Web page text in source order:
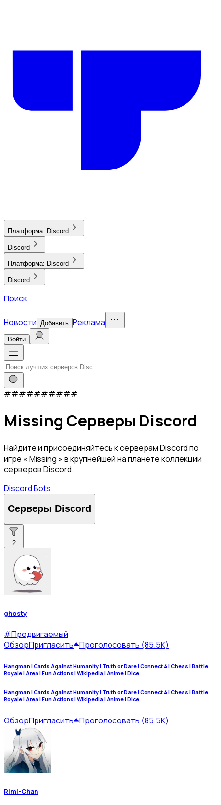
Платформа: Discord
Discord
Платформа: Discord
Discord
Поиск
Новости Добавить Реклама
Войти
##########
Missing Серверы Discord
Найдите и присоединяйтесь к серверам Discord по
игре « Missing » в крупнейшей на планете коллекции
серверов Discord.
Discord Bots
Серверы Discord
2
ghosty
#Продвигаемый
ОбзорПригласить Проголосовать (85.5K)
Hangman | Cards Against Humanity | Truth or Dare | Connect 4 | Chess | Battle
Royale | Area | Fun Actions | Wikipedia | Anime | Dice
Hangman | Cards Against Humanity | Truth or Dare | Connect 4 | Chess | Battle
Royale | Area | Fun Actions | Wikipedia | Anime | Dice
ОбзорПригласить Проголосовать (85.5K)
Rimi-Chan